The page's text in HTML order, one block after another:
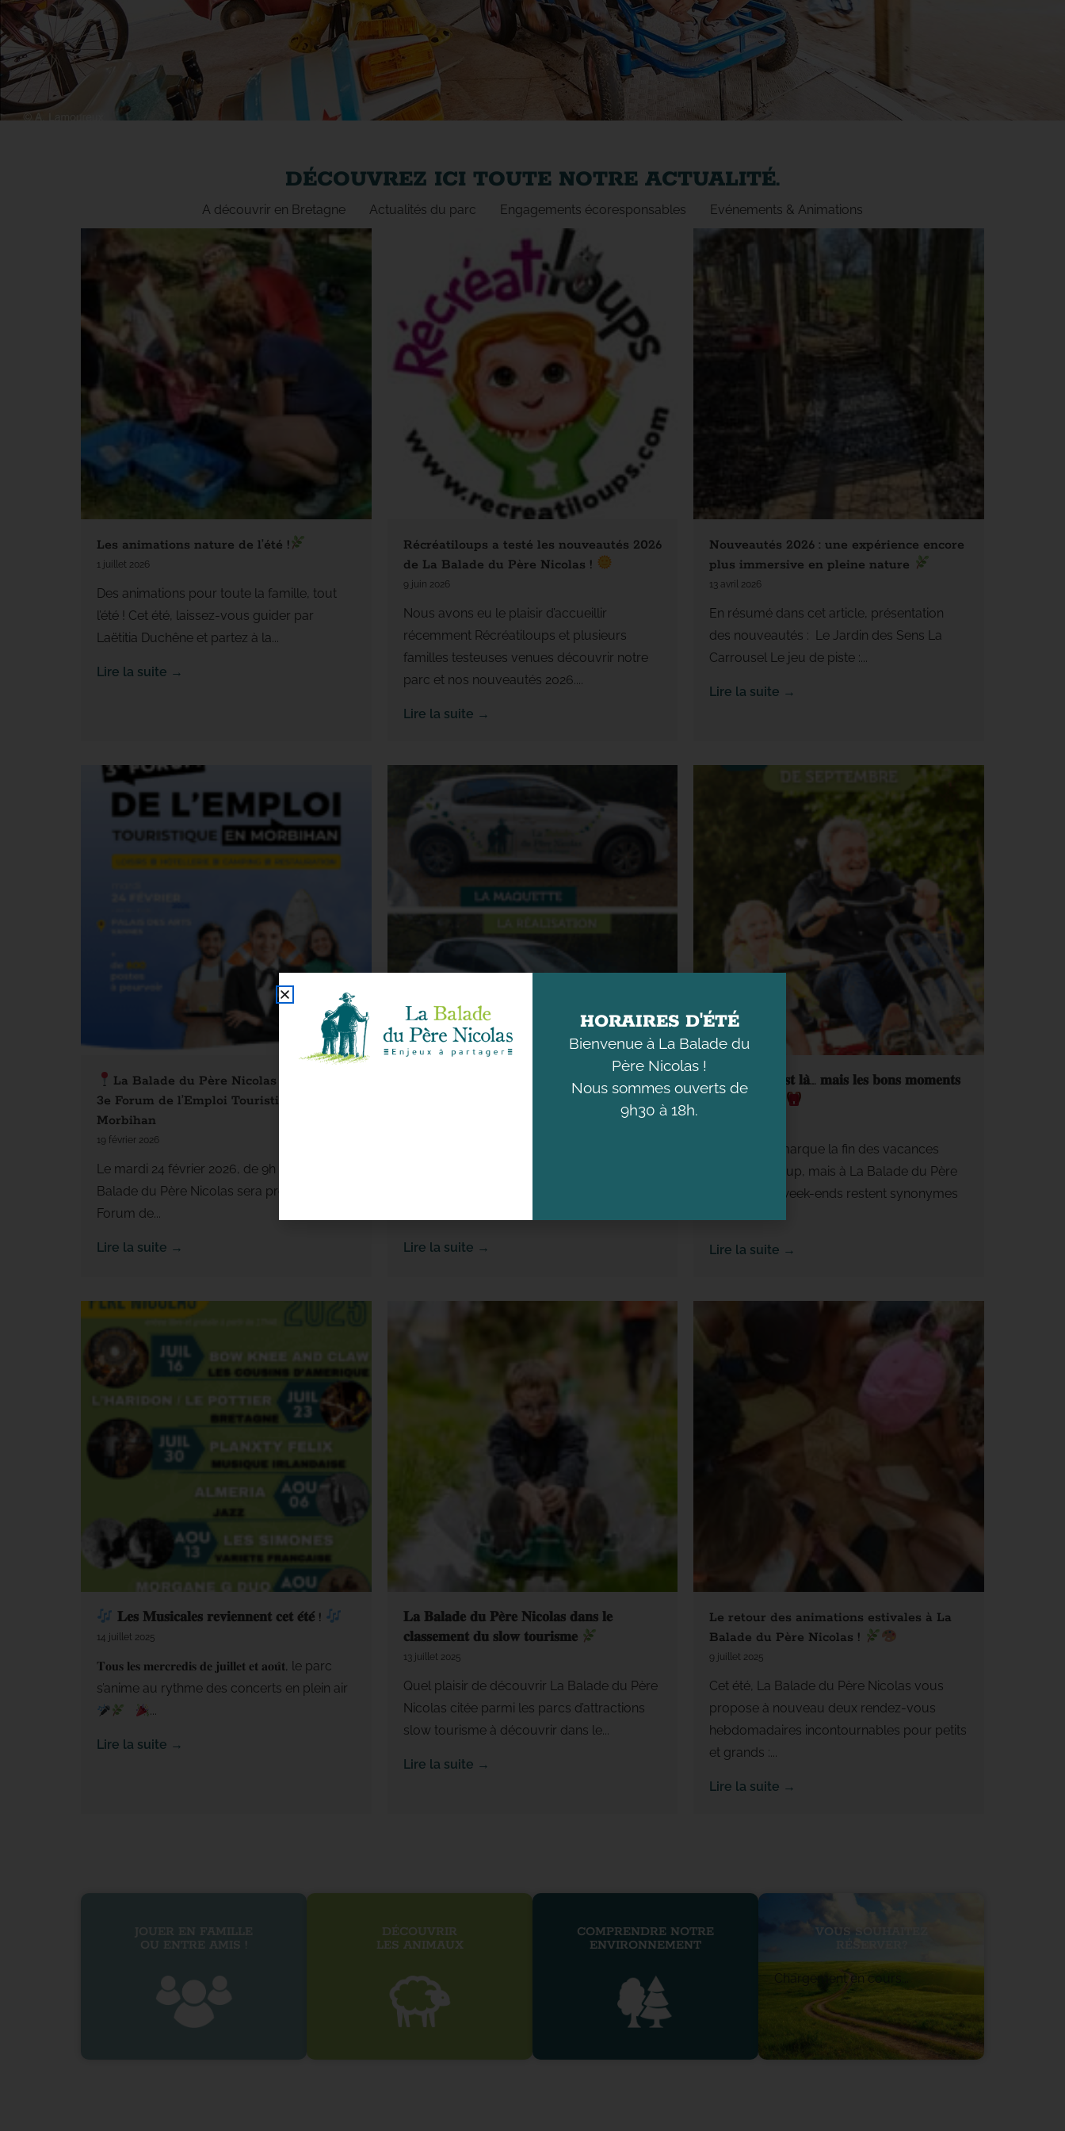
DÉCOUVREZ ICI TOUTE NOTRE ACTUALITÉ.
A découvrir en Bretagne Actualités du parc Engagements écoresponsables Evénements & Animations
Les animations nature de l’été !
1 juillet 2026
Des animations pour toute la famille, tout
l’été ! Cet été, laissez-vous guider par
Laëtitia Duchêne et partez à la...
Lire la suite →
Récréatiloups a testé les nouveautés 2026
de La Balade du Père Nicolas !
9 juin 2026
Nous avons eu le plaisir d’accueillir
récemment Récréatiloups et plusieurs
familles testeuses venues découvrir notre
parc et nos nouveautés 2026....
Lire la suite →
Nouveautés 2026 : une expérience encore
plus immersive en pleine nature
13 avril 2026
En résumé dans cet article, présentation
des nouveautés : Le Jardin des Sens La
Carrousel Le jeu de piste :...
Lire la suite →
La Balade du Père Nicolas participe au
3e Forum de l’Emploi Touristique en
Morbihan
19 février 2026
Le mardi 24 février 2026, de 9h à 13h, La
Balade du Père Nicolas sera présente au 3e
Forum de...
Lire la suite →
La Balade du Père Nicolas roule en
électrique pour la Semaine européenne
Lire la suite →
𝐋𝐚 𝐫𝐞𝐧𝐭𝐫𝐞́𝐞 𝐞𝐬𝐭 𝐥𝐚̀… 𝐦𝐚𝐢𝐬 𝐥𝐞𝐬 𝐛𝐨𝐧𝐬 𝐦𝐨𝐦𝐞𝐧𝐭𝐬
Septembre marque la fin des vacances
pour beaucoup, mais à La Balade du Père
Nicolas, les week-ends restent synonymes
Lire la suite →
𝐋𝐞𝐬 𝐌𝐮𝐬𝐢𝐜𝐚𝐥𝐞𝐬 𝐫𝐞𝐯𝐢𝐞𝐧𝐧𝐞𝐧𝐭 𝐜𝐞𝐭 𝐞́𝐭𝐞́ !
14 juillet 2025
𝐓𝐨𝐮𝐬 𝐥𝐞𝐬 𝐦𝐞𝐫𝐜𝐫𝐞𝐝𝐢𝐬 𝐝𝐞 𝐣𝐮𝐢𝐥𝐥𝐞𝐭 𝐞𝐭 𝐚𝐨𝐮̂𝐭, le parc
s’anime au rythme des concerts en plein air
...
Lire la suite →
𝐋𝐚 𝐁𝐚𝐥𝐚𝐝𝐞 𝐝𝐮 𝐏𝐞̀𝐫𝐞 𝐍𝐢𝐜𝐨𝐥𝐚𝐬 𝐝𝐚𝐧𝐬 𝐥𝐞
𝐜𝐥𝐚𝐬𝐬𝐞𝐦𝐞𝐧𝐭 𝐝𝐮 𝐬𝐥𝐨𝐰 𝐭𝐨𝐮𝐫𝐢𝐬𝐦𝐞
13 juillet 2025
Quel plaisir de découvrir La Balade du Père
Nicolas citée parmi les parcs d’attractions
slow tourisme à découvrir dans le...
Lire la suite →
Le retour des animations estivales à La
Balade du Père Nicolas !
9 juillet 2025
Cet été, La Balade du Père Nicolas vous
propose à nouveau deux rendez-vous
hebdomadaires incontournables pour petits
et grands :...
Lire la suite →
JOUER EN FAMILLE
OU ENTRE AMIS !
DÉCOUVRIR
LES ANIMAUX
COMPRENDRE NOTRE
ENVIRONNEMENT
VOUS SOUHAITEZ
Chargement en cours...
HORAIRES D'ÉTÉ
Bienvenue à La Balade du
Père Nicolas !
Nous sommes ouverts de
9h30 à 18h.